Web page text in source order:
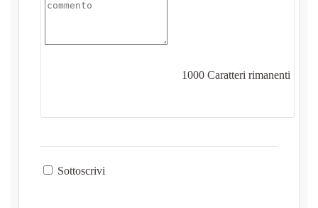
1000 Caratteri rimanenti
Sottoscrivi